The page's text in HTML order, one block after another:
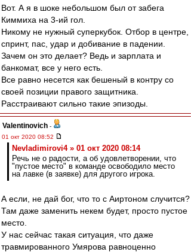
Вот. А я в шоке небольшом был от забега
Киммиха на 3-ий гол.
Никому не нужный суперкубок. Отбор в центре,
спринт, пас, удар и добивание в падении.
Зачем он это делает? Ведь и зарплата и
банкомат, все у него есть.
Все равно несется как бешеный в контру со
своей позиции правого защитника.
Расстраивают сильно такие эпизоды.
Valentinovich -
01 окт 2020 08:52
Nevladimirovi4 » 01 окт 2020 08:14
Речь не о радости, а об удовлетворении, что
"пустое место" в команде освободило место
на лавке (в заявке) для другого игрока.
А если, не дай бог, что то с Аиртоном случится?
Там даже заменить некем будет, просто пустое
место.
У нас сейчас такая ситуация, что даже
травмированного Умярова равноценно